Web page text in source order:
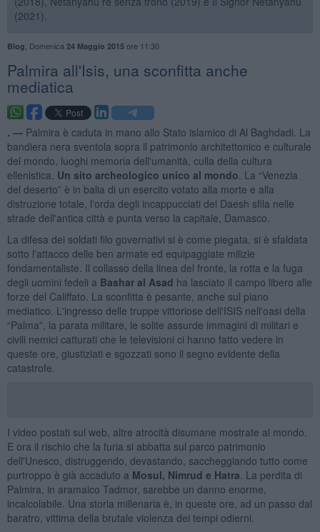
(2021).
Blog Domenica 24 Maggio 2015ore 11:30
Palmira all'Isis, una sconfitta anche
mediatica
. — Palmira è caduta in mano allo Stato islamico di Al Baghdadi. La
bandiera nera sventola sopra il patrimonio architettonico e culturale
del mondo, luoghi memoria dell'umanità, culla della cultura
ellenistica. Un sito archeologico unico al mondo . La “Venezia
del deserto” è in balia di un esercito votato alla morte e alla
distruzione totale, l'orda degli incappucciati del Daesh sfila nelle
strade dell'antica città e punta verso la capitale, Damasco.
La difesa dei soldati filo governativi si è come piegata, si è sfaldata
sotto l'attacco delle ben armate ed equipaggiate milizie
fondamentaliste. Il collasso della linea del fronte, la rotta e la fuga
degli uomini fedeli a Bashar al Asad ha lasciato il campo libero alle
forze del Califfato. La sconfitta è pesante, anche sul piano
mediatico. L'ingresso delle truppe vittoriose dell'ISIS nell'oasi della
“Palma”, la parata militare, le solite assurde immagini di militari e
civili nemici catturati che le televisioni ci hanno fatto vedere in
queste ore, giustiziati e sgozzati sono il segno evidente della
catastrofe.
I video postati sul web, altre atrocità disumane mostrate al mondo.
E ora il rischio che la furia si abbatta sul parco patrimonio
dell'Unesco, distruggendo, devastando, saccheggiando tutto come
purtroppo è già accaduto a Mosul, Nimrud e Hatra . La perdita di
Palmira, in aramaico Tadmor, sarebbe un danno enorme,
incalcolabile. Una storia millenaria è, in queste ore, ad un passo dal
baratro, vittima della brutale violenza dei tempi odierni.